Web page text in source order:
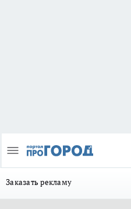
Заказать рекламу